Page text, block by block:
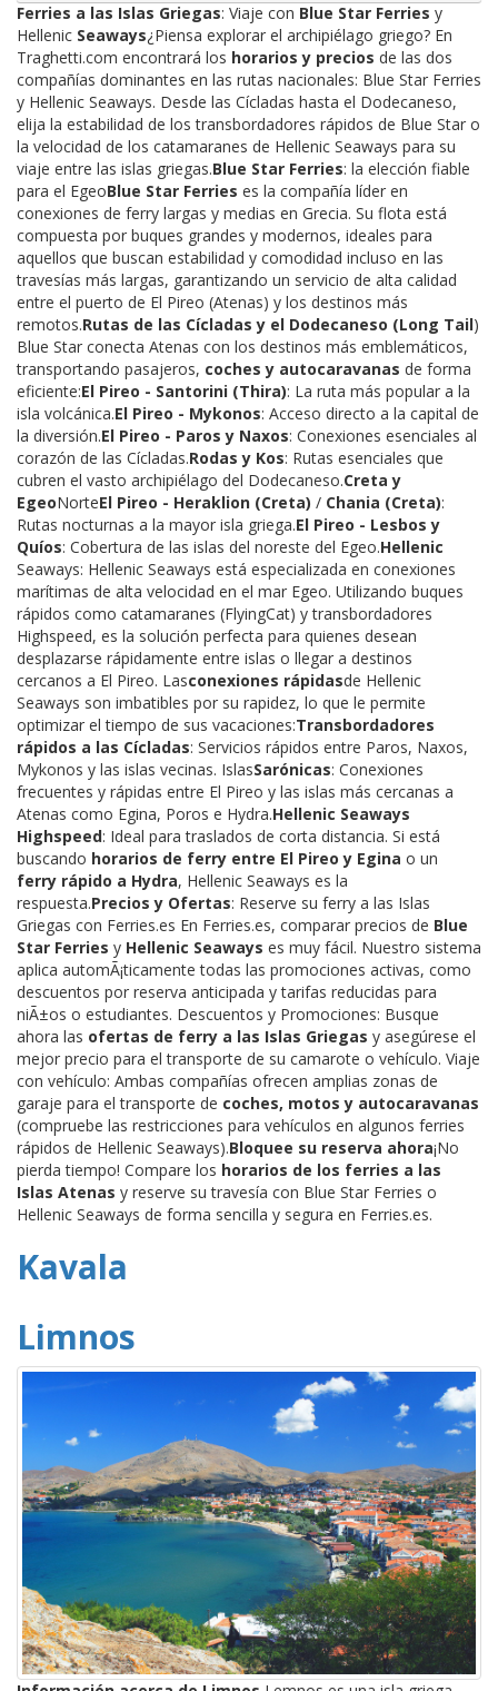
Ferries a las Islas Griegas: Viaje con Blue Star Ferries y
Hellenic Seaways¿Piensa explorar el archipiélago griego? En
Traghetti.com encontrará los horarios y precios de las dos
compañías dominantes en las rutas nacionales: Blue Star Ferries
y Hellenic Seaways. Desde las Cícladas hasta el Dodecaneso,
elija la estabilidad de los transbordadores rápidos de Blue Star o
la velocidad de los catamaranes de Hellenic Seaways para su
viaje entre las islas griegas.Blue Star Ferries: la elección fiable
para el EgeoBlue Star Ferries es la compañía líder en
conexiones de ferry largas y medias en Grecia. Su flota está
compuesta por buques grandes y modernos, ideales para
aquellos que buscan estabilidad y comodidad incluso en las
travesías más largas, garantizando un servicio de alta calidad
entre el puerto de El Pireo (Atenas) y los destinos más
remotos.Rutas de las Cícladas y el Dodecaneso (Long Tail)
Blue Star conecta Atenas con los destinos más emblemáticos,
transportando pasajeros, coches y autocaravanas de forma
eficiente:El Pireo - Santorini (Thira): La ruta más popular a la
isla volcánica.El Pireo - Mykonos: Acceso directo a la capital de
la diversión.El Pireo - Paros y Naxos: Conexiones esenciales al
corazón de las Cícladas.Rodas y Kos: Rutas esenciales que
cubren el vasto archipiélago del Dodecaneso.Creta y
EgeoNorteEl Pireo - Heraklion (Creta) / Chania (Creta):
Rutas nocturnas a la mayor isla griega.El Pireo - Lesbos y
Quíos: Cobertura de las islas del noreste del Egeo.Hellenic
Seaways: Hellenic Seaways está especializada en conexiones
marítimas de alta velocidad en el mar Egeo. Utilizando buques
rápidos como catamaranes (FlyingCat) y transbordadores
Highspeed, es la solución perfecta para quienes desean
desplazarse rápidamente entre islas o llegar a destinos
cercanos a El Pireo. Lasconexiones rápidasde Hellenic
Seaways son imbatibles por su rapidez, lo que le permite
optimizar el tiempo de sus vacaciones:Transbordadores
rápidos a las Cícladas: Servicios rápidos entre Paros, Naxos,
Mykonos y las islas vecinas. IslasSarónicas: Conexiones
frecuentes y rápidas entre El Pireo y las islas más cercanas a
Atenas como Egina, Poros e Hydra.Hellenic Seaways
Highspeed: Ideal para traslados de corta distancia. Si está
buscando horarios de ferry entre El Pireo y Egina o un
ferry rápido a Hydra, Hellenic Seaways es la
respuesta.Precios y Ofertas: Reserve su ferry a las Islas
Griegas con Ferries.es En Ferries.es, comparar precios de Blue
Star Ferries y Hellenic Seaways es muy fácil. Nuestro sistema
aplica automÃ¡ticamente todas las promociones activas, como
descuentos por reserva anticipada y tarifas reducidas para
niÃ±os o estudiantes. Descuentos y Promociones: Busque
ahora las ofertas de ferry a las Islas Griegas y asegúrese el
mejor precio para el transporte de su camarote o vehículo. Viaje
con vehículo: Ambas compañías ofrecen amplias zonas de
garaje para el transporte de coches, motos y autocaravanas
(compruebe las restricciones para vehículos en algunos ferries
rápidos de Hellenic Seaways).Bloquee su reserva ahora¡No
pierda tiempo! Compare los horarios de los ferries a las
Islas Atenas y reserve su travesía con Blue Star Ferries o
Hellenic Seaways de forma sencilla y segura en Ferries.es.
Kavala
Limnos